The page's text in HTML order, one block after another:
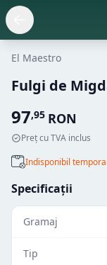
El Maestro
Fulgi de
97,95 RON
Preț cu TVA inclus
Indisponibil
Specificații
Gramaj
Tip